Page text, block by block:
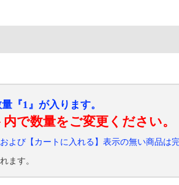
『1』が入ります。
で数量をご変更ください。
よび【カートに入れる】表示の無い商品は
ます。